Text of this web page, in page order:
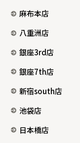
麻布本店
八重洲店
銀座3rd店
銀座7th店
新宿south店
池袋店
日本橋店